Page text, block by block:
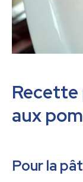
Recette
aux
Pour la